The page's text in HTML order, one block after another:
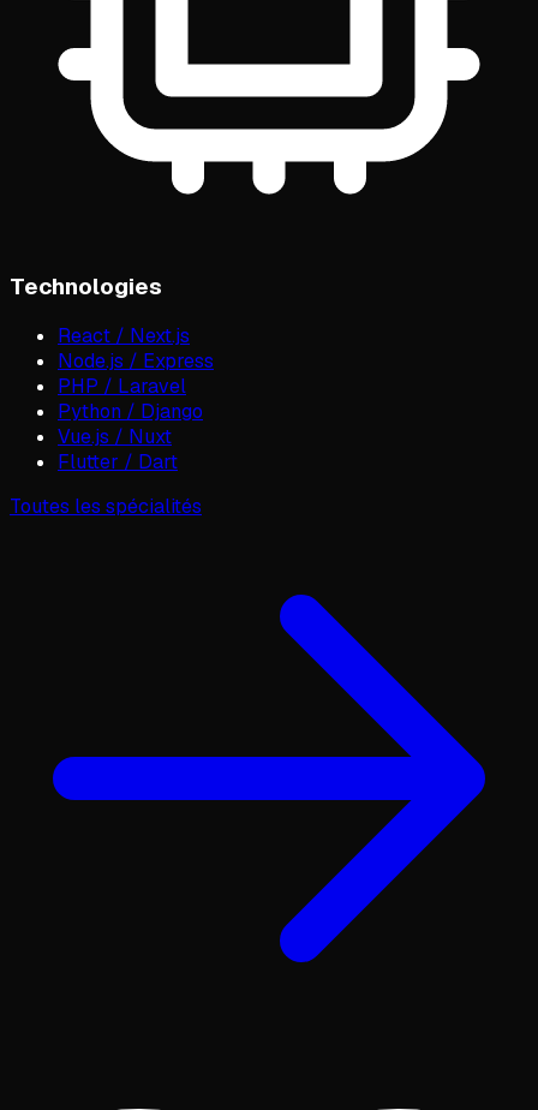
Technologies
React / Next.js
Node.js / Express
PHP / Laravel
Python / Django
Vue.js / Nuxt
Flutter / Dart
Toutes les spécialités